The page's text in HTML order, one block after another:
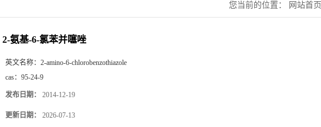
您当前的位置： 网站首页
2-氨基-6-氯苯并噻唑
英文名称： 2-amino-6-chlorobenzothiazole
cas： 95-24-9
发布日期： 2014-12-19
更新日期： 2026-07-13